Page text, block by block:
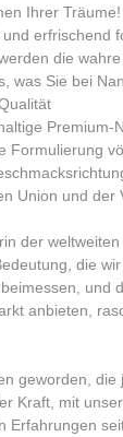
Ihrer Träume!
erfrischend
die
was Sie bei
Premium-
Formulierung
Union und der
der
die
und
anbieten,
geworden, die
Kraft, mit
Erfahrungen